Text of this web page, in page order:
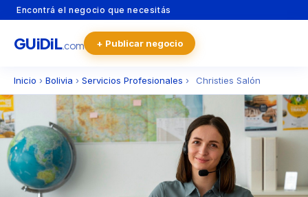
Encontrá el negocio que necesitás
GUiDiL.com + Publicar negocio
Inicio › Bolivia › Servicios Profesionales › Christies Salón